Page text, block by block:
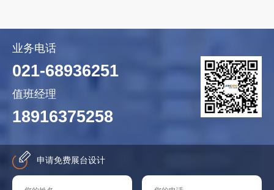
业务电话
021-68936251
值班经理
18916375258
申请免费展台设计